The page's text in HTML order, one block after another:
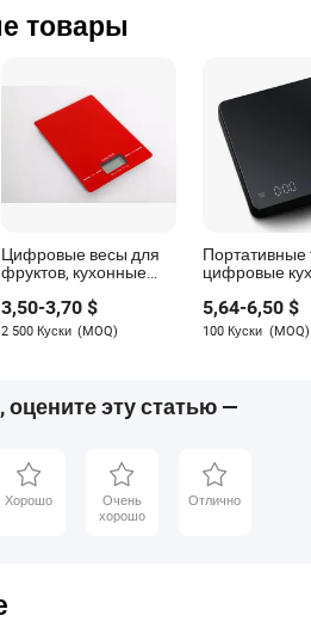
Hammond
автор статей с
области
промышленности. Он
качества
отраслевым стандартам,
или имеют маркировку CE для
пищевой
товары
Цифровые весы для
фруктов, кухонные
стекла
3,50-3,70$
2 500 Куски (MOQ)
Портативные
цифровые
кофе с
3kg/0.1g
5,64-6,50 $
100 Куски (MOQ)
эту статью —
Хорошо
Очень
хорошо
Отлично